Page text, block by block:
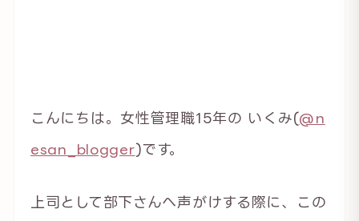
こんにちは。女性管理職15年の いくみ(@n
esan_blogger)です。
上司として部下さんへ声がけする際に、この